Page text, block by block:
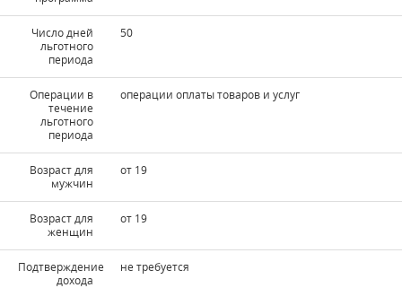
Число дней
льготного
периода
50
Операции в
течение
льготного
периода
операции оплаты товаров и услуг
Возраст для
мужчин
от 19
Возраст для
женщин
от 19
Подтверждение
дохода
не требуется